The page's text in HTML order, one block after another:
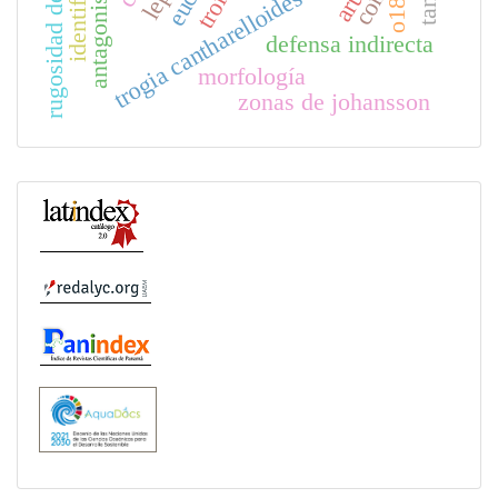
trogia cantharelloidesdefensa indirecta
antagonismo
morfología
zonas de johansson
o18